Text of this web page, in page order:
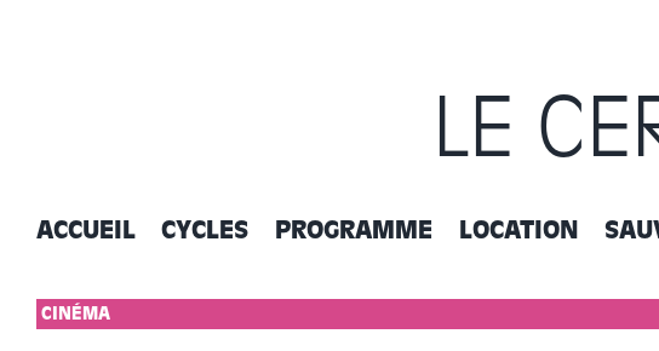
LE
ACCUEIL CYCLES PROGRAMME LOCATION
CINÉMA